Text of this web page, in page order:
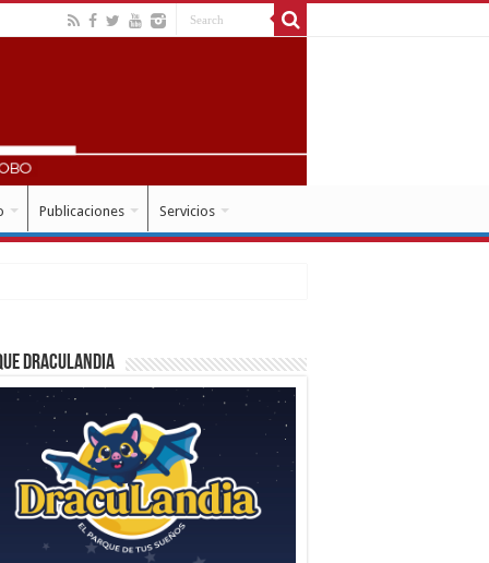
Publicaciones Servicios
Draculandia